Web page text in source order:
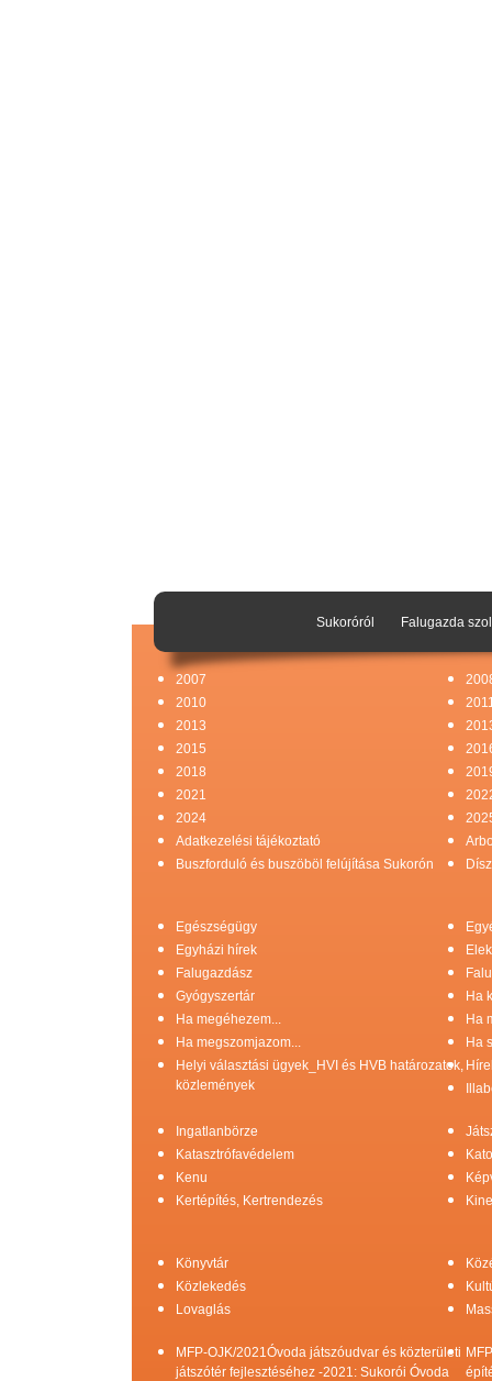
2007
2010
2013
2015
2018
2021
2024
Adatkezelési tájékoztató
Buszforduló és buszöböl felújítása Sukorón
Egészségügy
Egyházi hírek
Falugazdász
Gyógyszertár
Ha
Ha megéhezem...
Ha
Ha megszomjazom...
Ha
Helyi választási ügyek_HVI és HVB határozatok,
közlemények
Ingatlanbörze
Katasztrófavédelem
Kenu
Kertépítés, Kertrendezés
Könyvtár
Közlekedés
Lovaglás
MFP-OJK/2021Óvoda játszóudvar és közterületi
játszótér fejlesztéséhez -2021: Sukorói Óvoda
Sukoróról Falugazda